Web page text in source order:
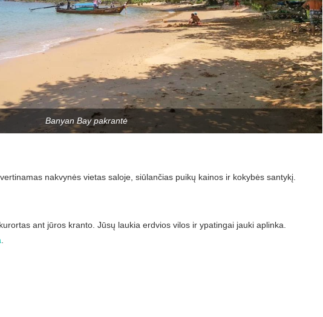
Banyan Bay pakrantė
nakvynės vietas saloje, siūlančias puikų kainos ir kokybės santykį.
ant jūros kranto. Jūsų laukia erdvios vilos ir ypatingai jauki aplinka.